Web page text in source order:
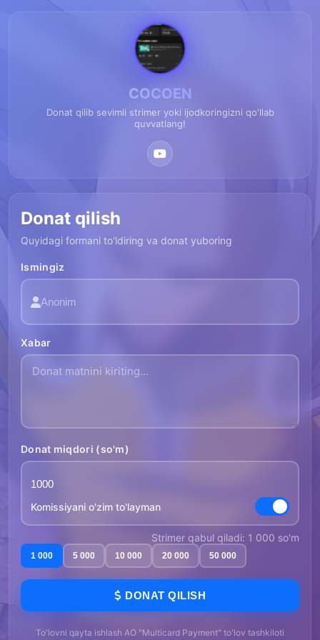
COCOEN
Donat qilib sevimli strimer yoki ijodkoringizni qo'llab
quvvatlang!
Donat qilish
Quyidagi formani to'ldiring va donat yuboring
Ismingiz
Xabar
Donat miqdori (so'm)
Komissiyani o'zim to'layman
Strimer qabul qiladi: 1 000 so'm
1 000 5 000 10 000 20 000 50 000
DONAT QILISH
To'lovni qayta ishlash AO "Multicard Payment" to'lov tashkiloti